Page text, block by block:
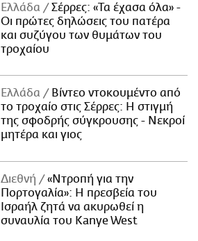
Ελλάδα
Σέρρες: «Τα έχασα όλα» -
Οι πρώτες δηλώσεις του πατέρα
και συζύγου των θυμάτων του
τροχαίου
Ελλάδα
Βίντεο ντοκουμέντο από
το τροχαίο στις Σέρρες: Η στιγμή
της σφοδρής σύγκρουσης - Νεκροί
μητέρα και γιος
Διεθνή
«Ντροπή για την
Πορτογαλία»: Η πρεσβεία του
Ισραήλ ζητά να ακυρωθεί η
συναυλία του Kanye West